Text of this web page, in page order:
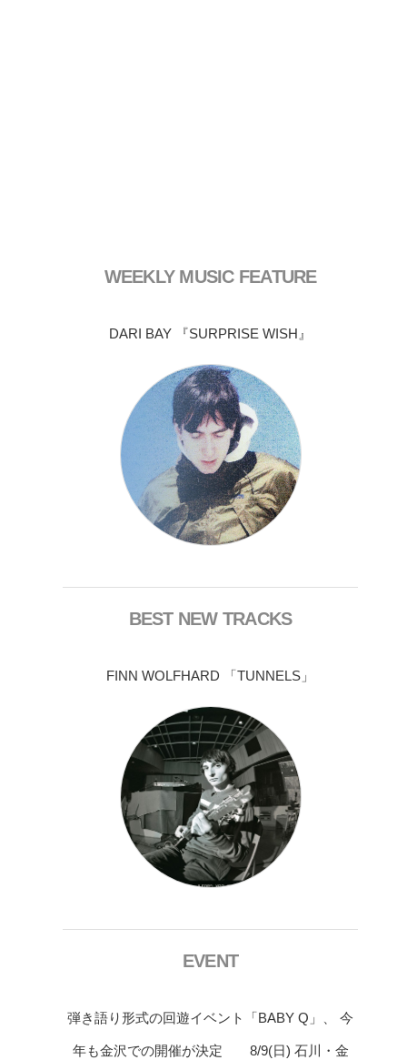
WEEKLY MUSIC FEATURE
DARI BAY 『SURPRISE WISH』
BEST NEW TRACKS
FINN WOLFHARD 「TUNNELS」
EVENT
弾き語り形式の回遊イベント「BABY Q」、 今
年も金沢での開催が決定 8/9(日) 石川・金